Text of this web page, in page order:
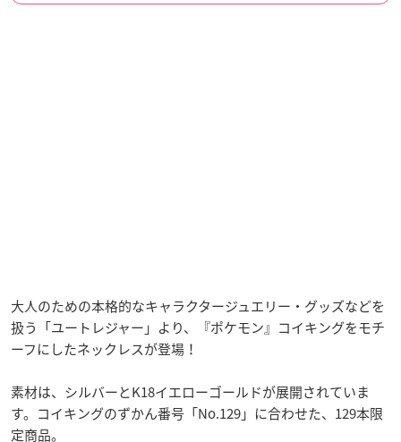
大人のための本格的なキャラクタージュエリー・グッズなどを
扱う「ユートレジャー」より、『ポケモン』コイキングをモチ
ーフにしたネックレスが登場！
素材は、シルバーとK18イエローゴールドが展開されていま
す。コイキングのずかん番号「No.129」に合わせた、129本限
定商品。